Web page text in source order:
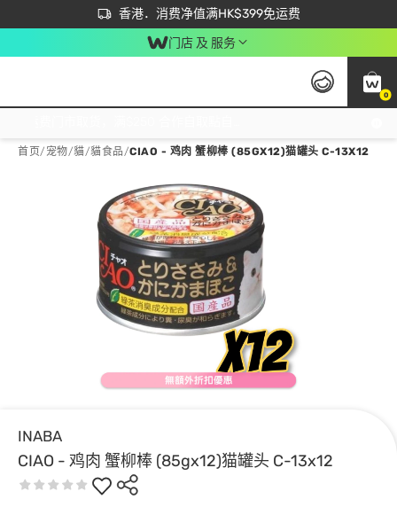
香港．消费净值满HK$399免运费
立即成为易赏钱会员尽享独家优惠
首次APP下单买满$450 输入 NEWAPP 即减$50
门店 及 服务
0
首页/ 宠物/貓/貓食品/CIAO - 鸡肉 蟹柳棒 (85GX12)猫罐头 C-13X12
INABA
CIAO - 鸡肉 蟹柳棒 (85gx12)猫罐头 C-13x12